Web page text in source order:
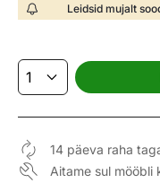
Leidsid mujalt
14 päeva raha
Aitame sul mööbli